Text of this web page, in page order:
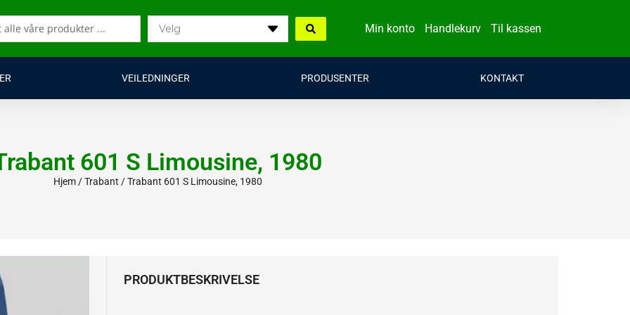
Min konto Handlekurv Til kassen
VEILEDNINGER PRODUSENTER KONTAKT
601 S Limousine, 1980
Hjem/Trabant / Trabant 601 S Limousine, 1980
PRODUKTBESKRIVELSE